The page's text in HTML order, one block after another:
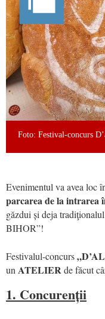
Foto: Festival-concurs
Evenimentul va avea loc
parcarea de la intrarea
găzdui și deja
BIHOR”!
Festivalul-concurs
un ATELIERde făcut
1. Concurenții